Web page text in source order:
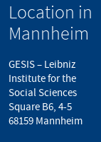
Location in
Mannheim
GESIS – Leibniz
Institute for the
Social Sciences
Square B6, 4-5
68159 Mannheim